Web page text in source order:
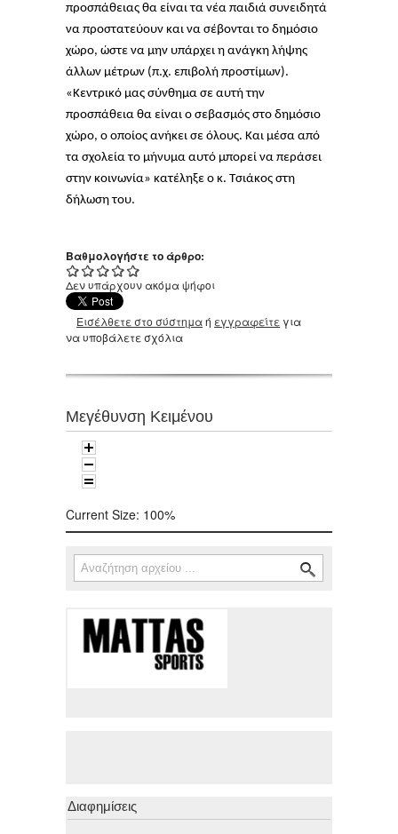
προσπάθειας θα είναι τα νέα παιδιά συνειδητά
να προστατεύουν και να σέβονται το δημόσιο
χώρο, ώστε να μην υπάρχει η ανάγκη λήψης
άλλων μέτρων (π.χ. επιβολή προστίμων).
«Κεντρικό μας σύνθημα σε αυτή την
προσπάθεια θα είναι ο σεβασμός στο δημόσιο
χώρο, ο οποίος ανήκει σε όλους. Και μέσα από
τα σχολεία το μήνυμα αυτό μπορεί να περάσει
στην κοινωνία» κατέληξε ο κ. Τσιάκος στη
δήλωση του.
Βαθμολογήστε το άρθρο:
Δεν υπάρχουν ακόμα ψήφοι
Εισέλθετε στο σύστημαή εγγραφείτε για
να υποβάλετε σχόλια
Μεγέθυνση Κειμένου
Current Size: 100%
Φόρμα αναζήτησης
Αναζήτηση
Διαφημίσεις